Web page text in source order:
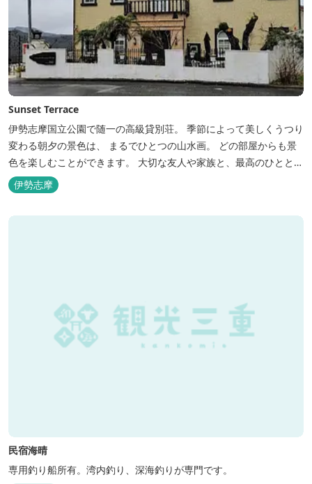
Sunset Terrace
伊勢志摩国立公園で随一の高級貸別荘。 季節によって美しくうつり
変わる朝夕の景色は、 まるでひとつの山水画。 どの部屋からも景
色を楽しむことができます。 大切な友人や家族と、最高のひととき
を。 1日1組限定とさせていただいております。 完全にプライベー
トでご利用いただけます。
伊勢志摩
民宿海晴
専用釣り船所有。湾内釣り、深海釣りが専門です。